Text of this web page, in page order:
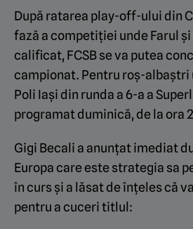
După ratarea play-off-ului din
fază a competiției unde Farul și
calificat, FCSB se va putea
campionat. Pentru roș-albaștri
Poli Iași din runda a 6-a a
programat duminică, de la ora
Gigi Becali a anunțat imediat
Europa care este strategia sa
în curs și a lăsat de înțeles că
pentru a cuceri titlul: